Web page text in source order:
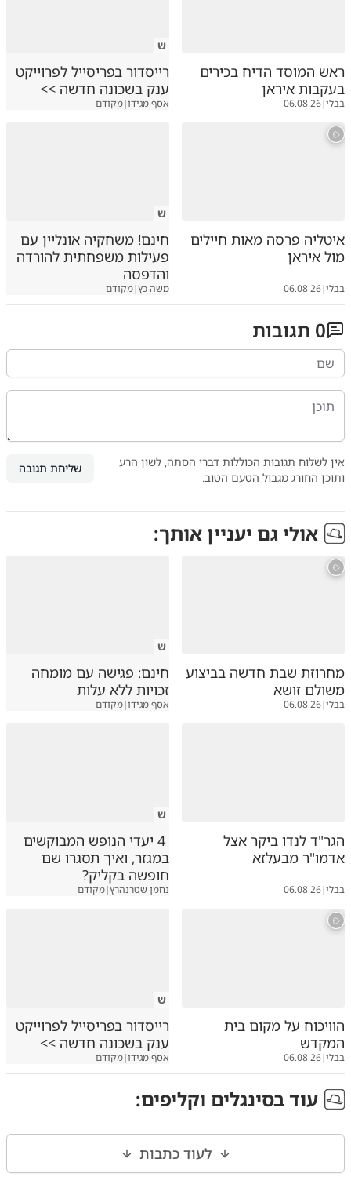
ראש המוסד הדיח בכירים
בעקבות איראן
בבלי|
06.08.26
ש
רייסדור בפריסייל לפרוייקט
ענק בשכונה חדשה >>
אסף מגידו|מקודם
איטליה פרסה מאות חיילים
מול איראן
בבלי|
06.08.26
ש
חינם! משחקיה אונליין עם
פעילות משפחתית להורדה
והדפסה
משה כץ|מקודם
0 תגובות
אין לשלוח תגובות הכוללות דברי הסתה, לשון הרע
ותוכן החורג מגבול הטעם הטוב.
שליחת תגובה
אולי גם יעניין אותך:
מחרוזת שבת חדשה בביצוע
משולם זושא
בבלי|
06.08.26
ש
חינם: פגישה עם מומחה
זכויות ללא עלות
אסף מגידו|מקודם
הגר"ד לנדו ביקר אצל
אדמו"ר מבעלזא
בבלי|
06.08.26
ש
4 יעדי הנופש המבוקשים
במגזר, ואיך תסגרו שם
חופשה בקליק?
נחמן שטרנהרץ|מקודם
הוויכוח על מקום בית
המקדש
בבלי|
06.08.26
ש
רייסדור בפריסייל לפרוייקט
ענק בשכונה חדשה >>
אסף מגידו|מקודם
עוד בסינגלים וקליפים:
לעוד כתבות